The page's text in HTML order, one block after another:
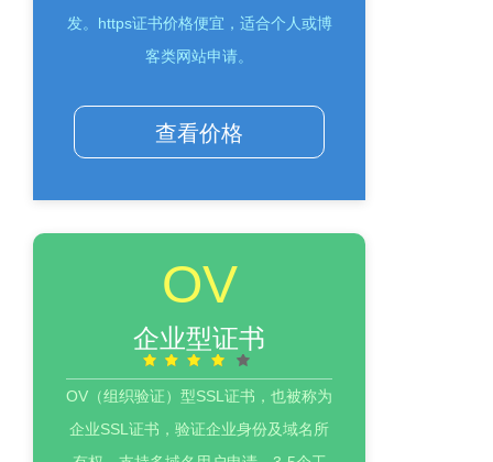
发。https证书价格便宜，适合个人或博
客类网站申请。
查看价格
OV
企业型证书
OV（组织验证）型SSL证书，也被称为
企业SSL证书，验证企业身份及域名所